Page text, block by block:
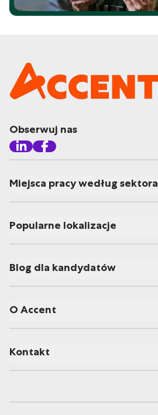
Obserwuj nas
Miejsca pracy według sektora
Popularne lokalizacje
Blog dla kandydatów
O Accent
Kontakt